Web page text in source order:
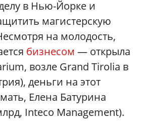
в Нью-Йорке и
магистерскую
на молодость,
бизнесом — открыла
возле Grand Tirolia в
деньги на этот
Елена Батурина
Inteco Management).